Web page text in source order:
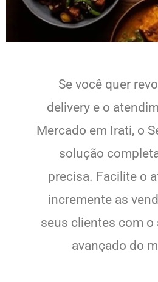
Se você quer
delivery e o
Mercado em Irati, o
solução
precisa. Facilite o
incremente as
seus clientes com o
avançado do